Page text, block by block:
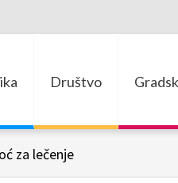
Društvo
za lečenje